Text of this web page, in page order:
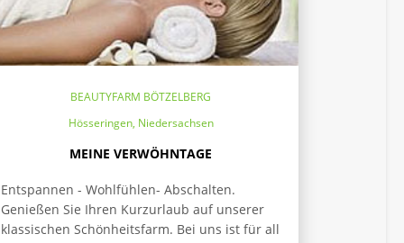
BEAUTYFARM BÖTZELBERG
Hösseringen, Niedersachsen
MEINE VERWÖHNTAGE
Entspannen - Wohlfühlen- Abschalten.
Genießen Sie Ihren Kurzurlaub auf unserer
klassischen Schönheitsfarm. Bei uns ist für all